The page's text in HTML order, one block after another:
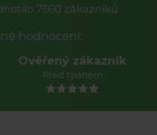
7560 zákazníků
hodnocení:
Ověřený zákazník
Před týdnem